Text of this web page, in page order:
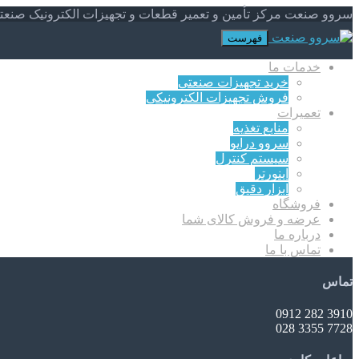
سروو صنعت مرکز تأمین و تعمیر قطعات و تجهیزات الکترونیک
فهرست
خدمات ما
خرید تجهیزات صنعتی
فروش تجهیزات الکترونیکی
تعمیرات
منابع تغذیه
سروو درایو
سیستم کنترل
اینورتر
ابزار دقیق
فروشگاه
عرضه و فروش کالای شما
درباره ما
تماس با ما
تماس
3910 282 0912
7728 3355 028